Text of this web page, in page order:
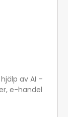
av AI –
e-handel